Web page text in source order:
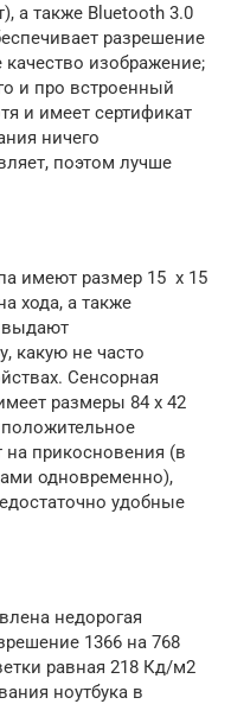
а также Bluetooth 3.0
разрешение
изображение;
и про встроенный
и имеет сертификат
ничего
поэтом лучше
имеют размер 15 х 15
хода, а также
выдают
какую не часто
Сенсорная
размеры 84 x 42
на прикосновения (в
одновременно),
удобные
недорогая
1366 на 768
равная 218 Кд/м2
ноутбука в